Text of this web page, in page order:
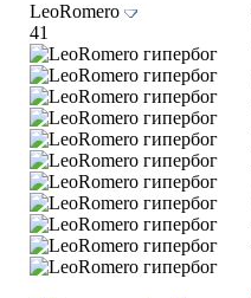
LeoRomero
41